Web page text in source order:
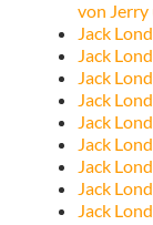
von Jerry
Jack
Jack
Jack
Jack
Jack
Jack
Jack
Jack
Jack